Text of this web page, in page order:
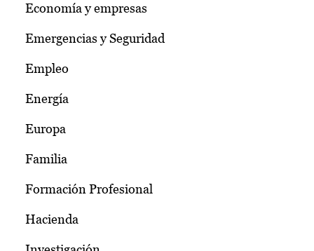
Economía y empresas
Emergencias y Seguridad
Empleo
Energía
Europa
Familia
Formación Profesional
Hacienda